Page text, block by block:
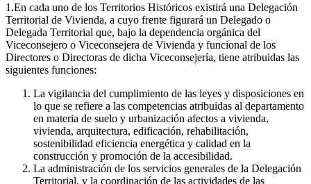
1.En cada uno de los Territorios Históricos existirá una Delegación
Territorial de Vivienda, a cuyo frente figurará un Delegado o
Delegada Territorial que, bajo la dependencia orgánica del
Viceconsejero o Viceconsejera de Vivienda y funcional de los
Directores o Directoras de dicha Viceconsejería, tiene atribuidas las
siguientes funciones:
La vigilancia del cumplimiento de las leyes y disposiciones en
lo que se refiere a las competencias atribuidas al departamento
en materia de suelo y urbanización afectos a vivienda,
vivienda, arquitectura, edificación, rehabilitación,
sostenibilidad eficiencia energética y calidad en la
construcción y promoción de la accesibilidad.
La administración de los servicios generales de la Delegación
Territorial, y la coordinación de las actividades de las